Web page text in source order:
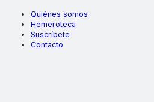
Quiénes somos
Hemeroteca
Suscríbete
Contacto